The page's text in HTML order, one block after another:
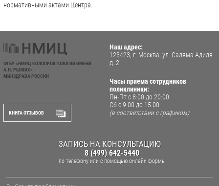
нормативными актами Центра.
ФГБУ «НМИЦ КОЛОПРОКТОЛОГИИ ИМЕНИ
А.Н. РЫЖИХ»
МИНЗДРАВА РОССИИ
Наш адрес:
123423, г. Москва, ул. Саляма Адиля
д. 2
Часы приема сотрудников
поликлиники:
Пн-Пт с 8:00 до 20:00
Сб с 9:00 до 15:00
(в соответствии с графиком)
КНИГА ОТЗЫВОВ
ЗАПИСЬ НА КОНСУЛЬТАЦИЮ
8 (499) 642-5440
по телефонуили с помощью онлайн формы